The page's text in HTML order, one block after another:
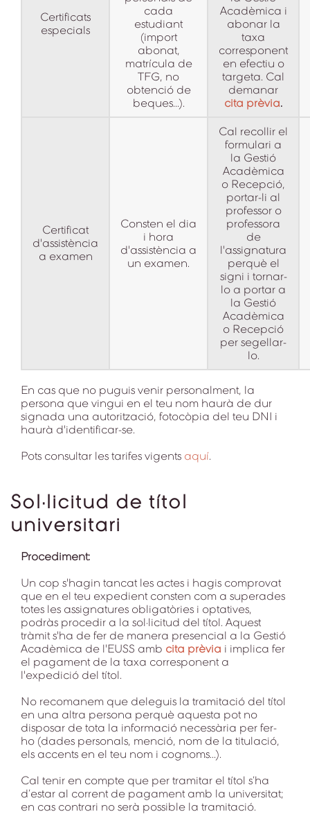
Certificats
especials
cada
estudiant
(import
abonat,
matrícula de
TFG, no
obtenció de
beques...).
Acadèmica i
abonar la
taxa
corresponent
en efectiu o
targeta. Cal
demanar
cita prèvia.
Certificat
d'assistència
a examen
Consten el dia
i hora
d'assistència a
un examen.
Cal recollir el
formulari a
la Gestió
Acadèmica
o Recepció,
portar-li al
professor o
professora
de
l'assignatura
perquè el
signi i tornar-
lo a portar a
la Gestió
Acadèmica
o Recepció
per segellar-
lo.
En cas que no puguis venir personalment, la
persona que vingui en el teu nom haurà de dur
signada una autorització, fotocòpia del teu DNI i
haurà d'identificar-se.
Pots consultar les tarifes vigents aquí.
Sol·licitud de títol
universitari
Procediment:
Un cop s'hagin tancat les actes i hagis comprovat
que en el teu expedient consten com a superades
totes les assignatures obligatòries i optatives,
podràs procedir a la sol·licitud del títol. Aquest
tràmit s'ha de fer de manera presencial a la Gestió
Acadèmica de l'EUSS amb cita prèvia i implica fer
el pagament de la taxa corresponent a
l'expedició del títol.
No recomanem que deleguis la tramitació del títol
en una altra persona perquè aquesta pot no
disposar de tota la informació necessària per fer-
ho (dades personals, menció, nom de la titulació,
els accents en el teu nom i cognoms...).
Cal tenir en compte que per tramitar el títol s’ha
d’estar al corrent de pagament amb la universitat;
en cas contrari no serà possible la tramitació.